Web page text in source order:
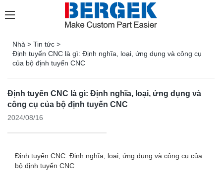
Nhà > Tin tức >
Định tuyến CNC là gì: Định nghĩa, loại, ứng dụng và công cụ
của bộ định tuyến CNC
Định tuyến CNC là gì: Định nghĩa, loại, ứng dụng và
công cụ của bộ định tuyến CNC
2024/08/16
Định tuyến CNC: Định nghĩa, loại, ứng dụng và công cụ của
bộ định tuyến CNC